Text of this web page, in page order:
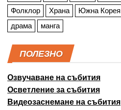
Фолклор
Храна Южна Корея
драма
манга
ПОЛЕЗНО
Озвучаване на събития
Осветление за събития
Видеозаснемане на събития